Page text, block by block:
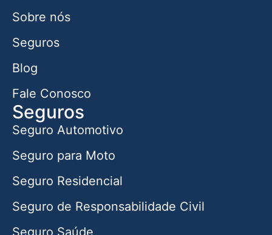
Sobre nós
Seguros
Blog
Fale Conosco
Seguros
Seguro Automotivo
Seguro para Moto
Seguro Residencial
Seguro de Responsabilidade Civil
Seguro Saúde